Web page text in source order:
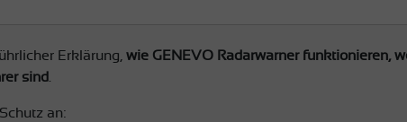
Erklärung, wie GENEVO Radarwarner funktionieren,
sind.
an: